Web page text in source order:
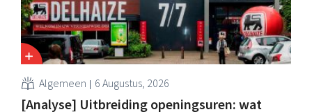
Algemeen 6 Augustus, 2026
[Analyse] Uitbreiding openingsuren: wat